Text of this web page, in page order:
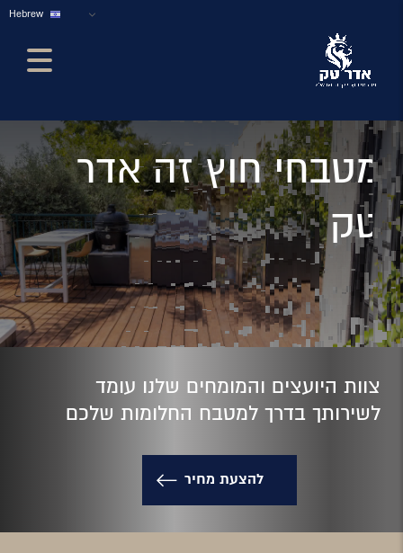
מטבחי חוץ זה אדר
טק
צוות היועצים והמומחים שלנו עומד
לשירותך בדרך למטבח החלומות שלכם
להצעת מחיר